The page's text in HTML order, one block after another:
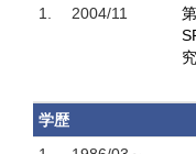
1.
2004/11
学歴